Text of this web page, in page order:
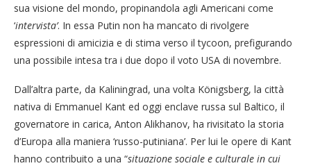
sua visione del mondo, propinandola agli Americani come
‘intervista’. In essa Putin non ha mancato di rivolgere
espressioni di amicizia e di stima verso il tycoon, prefigurando
una possibile intesa tra i due dopo il voto USA di novembre.
Dall’altra parte, da Kaliningrad, una volta Königsberg, la città
nativa di Emmanuel Kant ed oggi enclave russa sul Baltico, il
governatore in carica, Anton Alikhanov, ha rivisitato la storia
d’Europa alla maniera ‘russo-putiniana’. Per lui le opere di Kant
hanno contribuito a una “situazione sociale e culturale in cui